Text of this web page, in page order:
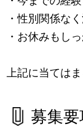
・性別関係な
・お休みもし
上記に当ては
募集要